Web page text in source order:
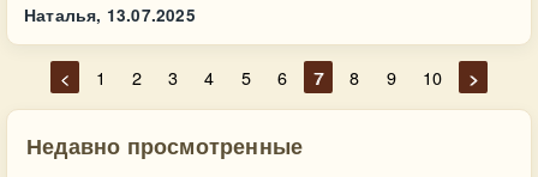
Наталья, 13.07.2025
< 1 2 3 4 5 6 7 8 9 10 >
Недавно просмотренные